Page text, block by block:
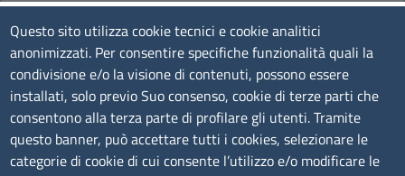
Privacy
Cookie policy
Note legali
Mappa del sito
Accesso riservato
Questo sito utilizza cookie tecnici e cookie analitici
anonimizzati. Per consentire specifiche funzionalità quali la
condivisione e/o la visione di contenuti, possono essere
installati, solo previo Suo consenso, cookie di terze parti che
consentono alla terza parte di profilare gli utenti. Tramite
questo banner, può accettare tutti i cookies, selezionare le
categorie di cookie di cui consente l’utilizzo e/o modificare le